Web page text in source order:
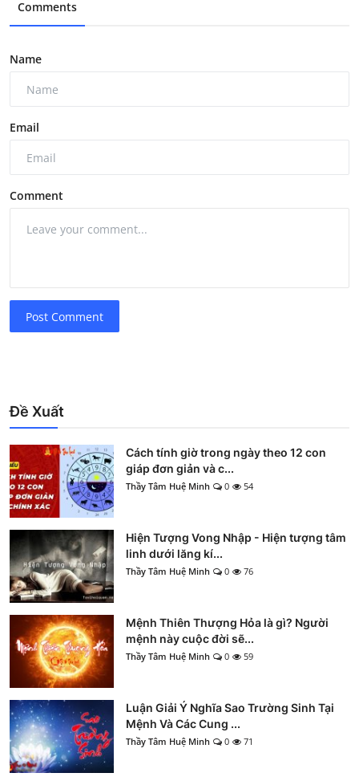
Comments
Name
Email
Comment
Post Comment
Đề Xuất
Cách tính giờ trong ngày theo 12 con
giáp đơn giản và c...
Thầy Tâm Huệ Minh 0 54
Hiện Tượng Vong Nhập - Hiện tượng tâm
linh dưới lăng kí...
Thầy Tâm Huệ Minh 0 76
Mệnh Thiên Thượng Hỏa là gì? Người
mệnh này cuộc đời sẽ...
Thầy Tâm Huệ Minh 0 59
Luận Giải Ý Nghĩa Sao Trường Sinh Tại
Mệnh Và Các Cung ...
Thầy Tâm Huệ Minh 0 71